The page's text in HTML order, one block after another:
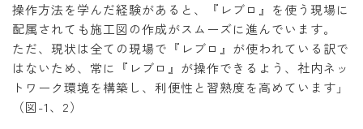
操作方法を学んだ経験があると、『レブロ』を使う現場に
配属されても施工図の作成がスムーズに進んでいます。
ただ、現状は全ての現場で『レブロ』が使われている訳で
はないため、常に『レブロ』が操作できるよう、社内ネッ
トワーク環境を構築し、利便性と習熟度を高めています」
（図-1、2）